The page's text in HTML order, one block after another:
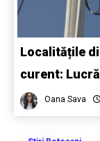
Localitățile
curent:
Oana Sava